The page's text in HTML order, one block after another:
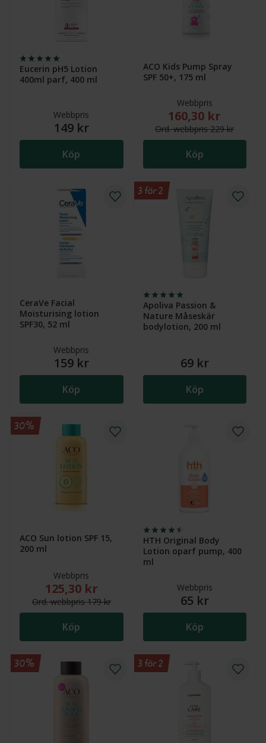
Eucerin pH5 Lotion
400ml parf, 400 ml
Webbpris
149 kr
Köp
ACO Kids Pump Spray
SPF 50+, 175 ml
Webbpris
Nytt reducerat
160,30 kr
Ord.webbpris229 kr
Köp
CeraVe Facial
Moisturising lotion
SPF30, 52 ml
Webbpris
159 kr
Köp
Apoliva Passion &
Nature Måseskär
bodylotion, 200 ml
69 kr
Köp
3 för 2
ACO Sun lotion SPF 15,
200 ml
Webbpris
Nytt reducerat pris: 125,30 kr. Ordinarie webbpris
125,30 kr
Ord.webbpris179 kr
Köp
30%
HTH Original Body
Lotion oparf pump, 400
ml
Webbpris
65 kr
Köp
30% 3 för 2